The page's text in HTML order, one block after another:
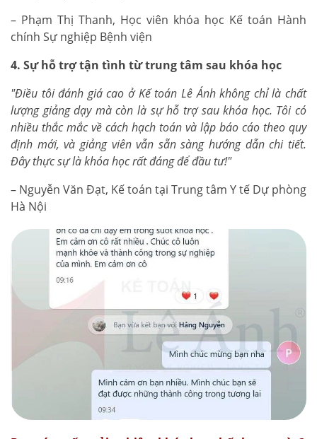
– Phạm Thị Thanh, Học viên khóa học Kế toán Hành
chính Sự nghiệp Bệnh viện
4. Sự hỗ trợ tận tình từ trung tâm sau khóa học
"Điều tôi đánh giá cao ở Kế toán Lê Ánh không chỉ là chất
lượng giảng dạy mà còn là sự hỗ trợ sau khóa học. Tôi có
nhiều thắc mắc về cách hạch toán và lập báo cáo theo quy
định mới, và giảng viên vẫn sẵn sàng hướng dẫn chi tiết.
Đây thực sự là khóa học rất đáng để đầu tư!"
– Nguyễn Văn Đạt, Kế toán tại Trung tâm Y tế Dự phòng
Hà Nội